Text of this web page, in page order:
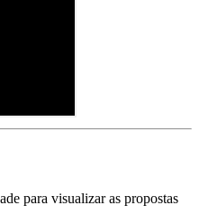
para visualizar as propostas